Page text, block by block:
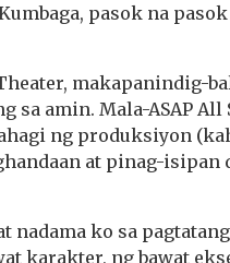
pasok na
makapanindig-
sa amin. Mala-ASAP
ng produksiyon
at pinag-
ko sa
karakter, ng bawat